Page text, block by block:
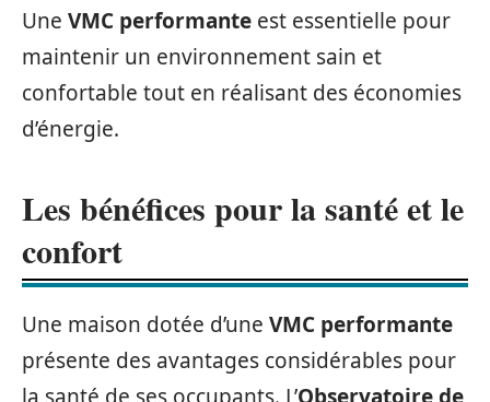
Une VMC performante est essentielle pour
maintenir un environnement sain et
confortable tout en réalisant des économies
d’énergie.
Les bénéfices pour la santé et le
confort
Une maison dotée d’une VMC performante
présente des avantages considérables pour